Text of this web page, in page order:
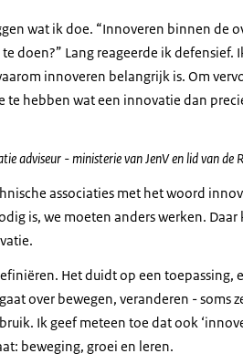
wat ik doe. “Innoveren binnen de
doen?” Lang reageerde ik defensief.
innoveren belangrijk is. Om
te hebben wat een innovatie dan
adviseur - ministerie van JenV en lid van
associaties met het woord
is, we moeten anders werken.
Het duidt op een toepassing,
over bewegen, veranderen - soms
Ik geef meteen toe dat ook
beweging, groei en leren.